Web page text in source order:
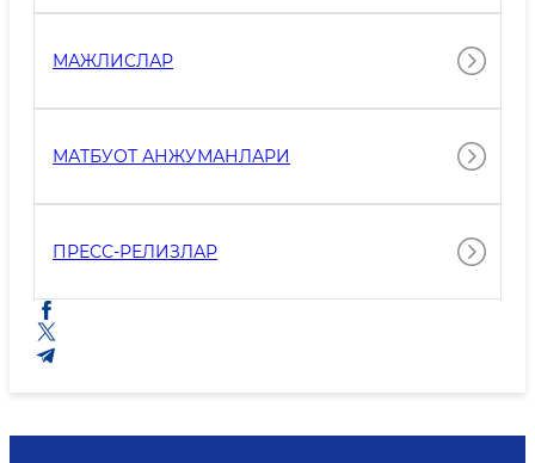
МАЖЛИСЛАР
МАТБУОТ АНЖУМАНЛАРИ
ПРЕСС-РЕЛИЗЛАР